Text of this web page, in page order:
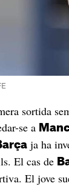
sortida
se a
ja ha
El cas de
El jove